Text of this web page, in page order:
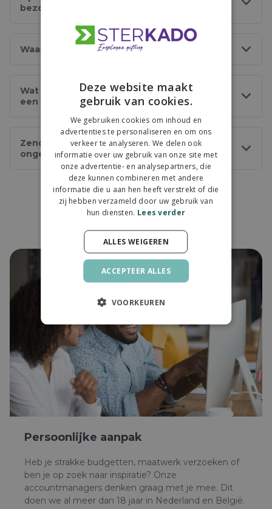
bezorgd?
Waar kan een bestelling geleverd worden?
Wat is de levertijd cadeaus en ontvang ik
een track&trace?
Zending is aangemeld, maar status
ongewijzigd – betekenis
We doen je 3 beloftes
Persoonlijke aanpak
Heb je strakke budgetten, maatwerk verzoeken of
ben je op zoek naar inspiratie? Onze
accountmanagers denken graag met je mee. Dit
doen we al meer dan 18 jaar in Nederland en België.
Deze website maakt
gebruik van cookies.
We gebruiken cookies om inhoud en
advertenties te personaliseren en om ons
verkeer te analyseren. We delen ook
informatie over uw gebruik van onze site met
onze advertentie- en analysepartners, die
deze kunnen combineren met andere
informatie die u aan hen heeft verstrekt of die
zij hebben verzameld door uw gebruik van
hun diensten. Lees verder
ACCEPTEER ALLES
ALLES WEIGEREN
VOORKEUREN